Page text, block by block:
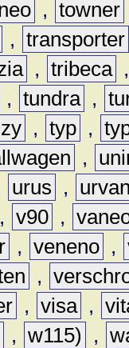
, towner
, transporter
, tribeca
, tundra ,
, typ ,
,
urus ,
, v90 ,
, veneno ,
,
, visa ,
, w115) ,